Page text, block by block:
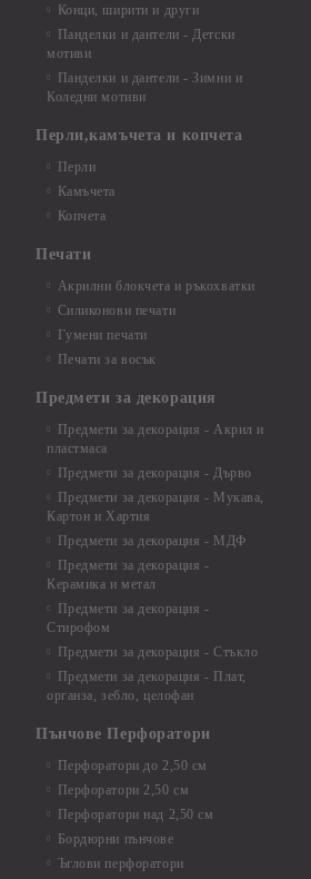
Конци, ширити и други
Панделки и дантели - Детски
мотиви
Панделки и дантели - Зимни и
Коледни мотиви
Перли,камъчета и копчета
Перли
Камъчета
Копчета
Печати
Акрилни блокчета и ръкохватки
Силиконови печати
Гумени печати
Печати за восък
Предмети за декорация
Предмети за декорация - Акрил и
пластмаса
Предмети за декорация - Дърво
Предмети за декорация - Мукава,
Картон и Хартия
Предмети за декорация - МДФ
Предмети за декорация -
Керамика и метал
Предмети за декорация -
Стирофом
Предмети за декорация - Стъкло
Предмети за декорация - Плат,
органза, зебло, целофан
Пънчове Перфоратори
Перфоратори до 2,50 см
Перфоратори 2,50 см
Перфоратори над 2,50 см
Бордюрни пънчове
Ъглови перфоратори